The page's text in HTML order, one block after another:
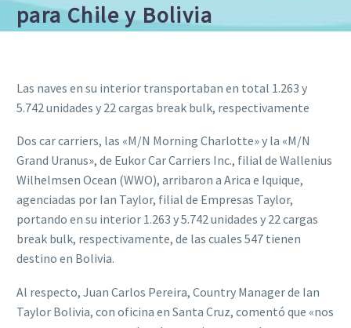
para Chile y Bolivia
Las naves en su interior transportaban en total 1.263 y
5.742 unidades y 22 cargas break bulk, respectivamente
Dos car carriers, las «M/N Morning Charlotte» y la «M/N
Grand Uranus», de Eukor Car Carriers Inc., filial de Wallenius
Wilhelmsen Ocean (WWO), arribaron a Arica e Iquique,
agenciadas por Ian Taylor, filial de Empresas Taylor,
portando en su interior 1.263 y 5.742 unidades y 22 cargas
break bulk, respectivamente, de las cuales 547 tienen
destino en Bolivia.
Al respecto, Juan Carlos Pereira, Country Manager de Ian
Taylor Bolivia, con oficina en Santa Cruz, comentó que «nos